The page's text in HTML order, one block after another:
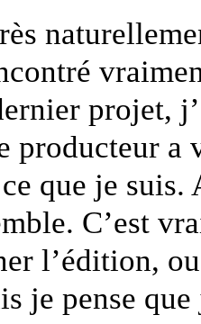
projet,
producteur a
que je suis.
C’est
l’édition,
je pense